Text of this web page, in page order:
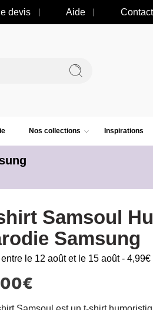
devis Aide Contact
Nos collections Inspirations
Samsoul
Samsung
entre le 12 août et le 15 août -
€